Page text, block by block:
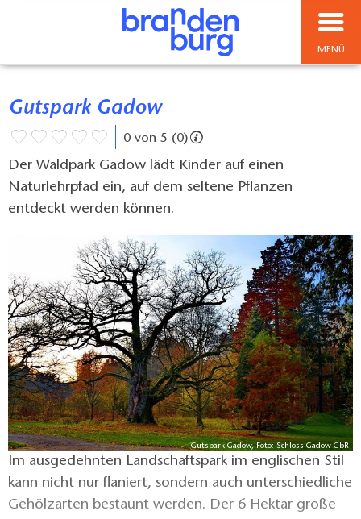
MENÜ
Gutspark Gadow
0 von 5 (0)
Der Waldpark Gadow lädt Kinder auf einen
Naturlehrpfad ein, auf dem seltene Pflanzen
entdeckt werden können.
Gutspark Gadow, Foto: Schloss Gadow GbR
Im ausgedehnten Landschaftspark im englischen Stil
kann nicht nur flaniert, sondern auch unterschiedliche
Gehölzarten bestaunt werden. Der 6 Hektar große